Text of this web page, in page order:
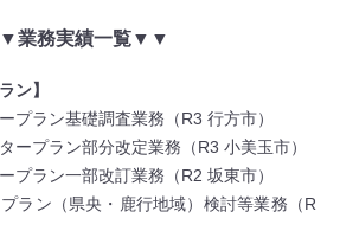
▼業務実績一覧▼ ▼
ン】
プラン基礎調査業務（R3 行方市）
ープラン部分改定業務（R3 小美玉市）
プラン一部改訂業務（R2 坂東市）
ラン（県央・鹿行地域）検討等業務（R